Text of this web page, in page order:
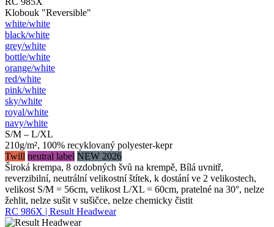
Klobouk "Reversible"
white/​white
black/​white
grey/​white
bottle/​white
orange/​white
red/​white
pink/​white
sky/​white
royal/​white
navy/​white
S/M – L/XL
210g/m², 100% recyklovaný polyester-kepr
Twill neutral label NEW 2026
Široká krempa, 8 ozdobných švů na krempě, Bílá uvnitř,
reverzibilní, neutrální velikostní štítek, k dostání ve 2 velikostech,
velikost S/M = 56cm, velikost L/XL = 60cm, pratelné na 30°, nelze
žehlit, nelze sušit v sušičce, nelze chemicky čistit
RC 986X | Result Headwear